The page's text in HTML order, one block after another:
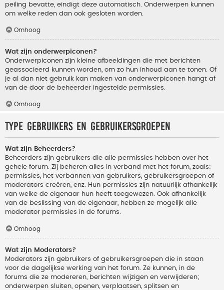
peiling bevatte, eindigt deze automatisch. Onderwerpen kunnen
om welke reden dan ook gesloten worden.
Omhoog
Wat zijn onderwerpiconen?
Onderwerpiconen zijn kleine afbeeldingen die met berichten
geassocieerd kunnen worden, om zo hun inhoud aan te tonen. Of
je al dan niet gebruik kan maken van onderwerpiconen hangt af
van de door de beheerder ingestelde permissies.
Omhoog
Type gebruikers en gebruikersgroepen
Wat zijn Beheerders?
Beheerders zijn gebruikers die alle permissies hebben over het
gehele forum. Zij beheren alles in verband met het forum, zoals:
permissies, het verbannen van gebruikers, gebruikersgroepen of
moderators creëren, enz. Hun permissies zijn natuurlijk afhankelijk
van welke de eigenaar hun heeft toegewezen. Ook afhankelijk
van de beslissing van de eigenaar, hebben ze mogelijk alle
moderator permissies in de forums.
Omhoog
Wat zijn Moderators?
Moderators zijn gebruikers of gebruikersgroepen die in staan
voor de dagelijkse werking van het forum. Ze kunnen, in de
forums die ze modereren, berichten wijzigen en verwijderen;
onderwerpen sluiten, openen, verplaatsen, splitsen en